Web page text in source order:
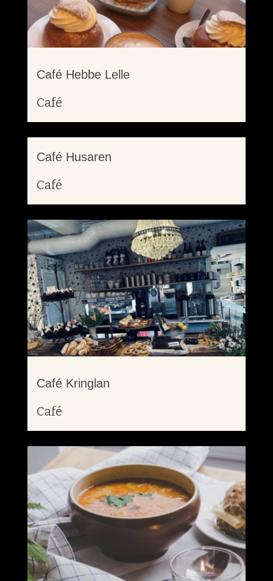
Café Hebbe Lelle
Café
Café Husaren
Café
Café Kringlan
Café